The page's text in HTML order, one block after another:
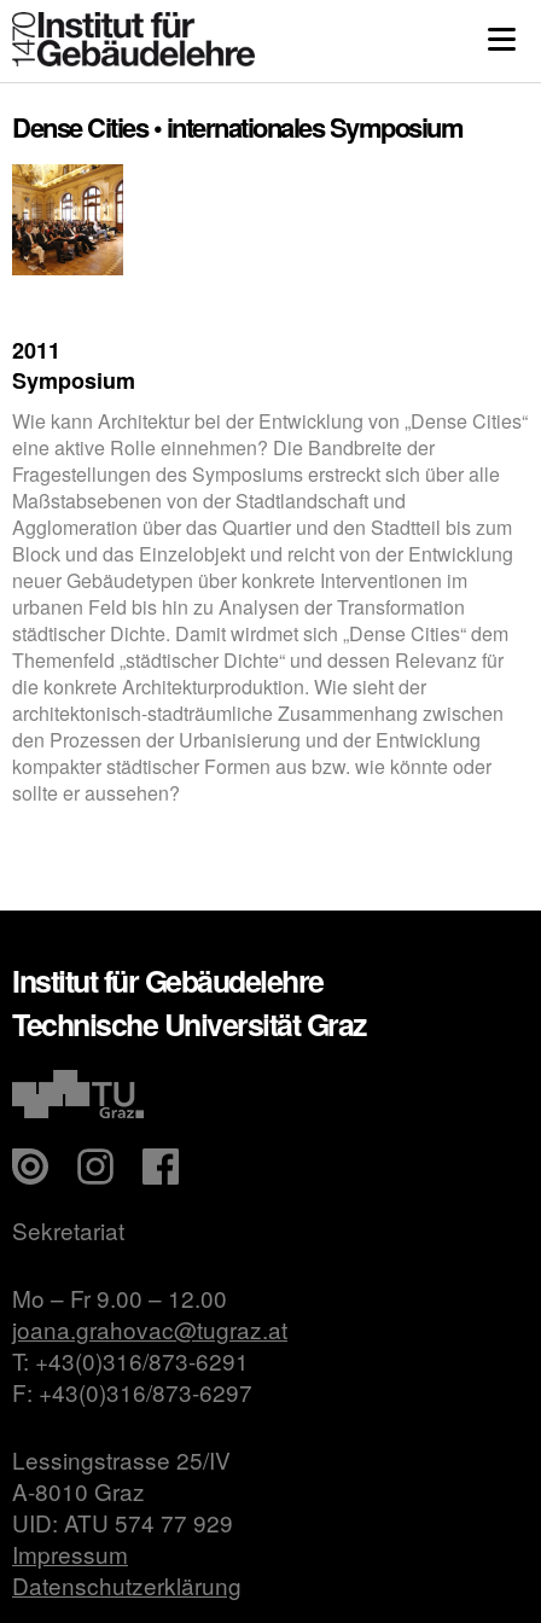
Dense Cities • internationales Symposium
2011
Symposium
Wie kann Architektur bei der Entwicklung von „Dense Cities“
eine aktive Rolle einnehmen? Die Bandbreite der
Fragestellungen des Symposiums erstreckt sich über alle
Maßstabsebenen von der Stadtlandschaft und
Agglomeration über das Quartier und den Stadtteil bis zum
Block und das Einzelobjekt und reicht von der Entwicklung
neuer Gebäudetypen über konkrete Interventionen im
urbanen Feld bis hin zu Analysen der Transformation
städtischer Dichte. Damit wirdmet sich „Dense Cities“ dem
Themenfeld „städtischer Dichte“ und dessen Relevanz für
die konkrete Architekturproduktion. Wie sieht der
architektonisch-stadträumliche Zusammenhang zwischen
den Prozessen der Urbanisierung und der Entwicklung
kompakter städtischer Formen aus bzw. wie könnte oder
sollte er aussehen?
Institut für Gebäudelehre
Technische Universität Graz
Sekretariat
Mo – Fr 9.00 – 12.00
joana.grahovac@tugraz.at
T: +43(0)316/873-6291
F: +43(0)316/873-6297
Lessingstrasse 25/IV
A-8010 Graz
UID: ATU 574 77 929
Impressum
Datenschutzerklärung